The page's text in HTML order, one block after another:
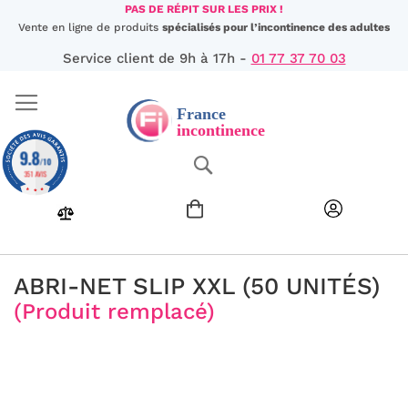
Aller
au
PAS DE RÉPIT SUR LES PRIX !
Vente en ligne de produits spécialisés pour l’incontinence des adultes
Service client de 9h à 17h - 01 77 37 70 03
ABRI-NET SLIP XXL (50 UNITÉS)
(Produit remplacé)
9.8/10
351 AVIS